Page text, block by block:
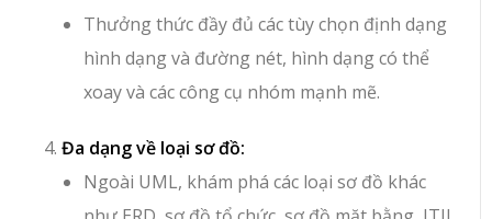
Thưởng thức đầy đủ các tùy chọn định dạng
hình dạng và đường nét, hình dạng có thể
xoay và các công cụ nhóm mạnh mẽ.
Đa dạng về loại sơ đồ:
Ngoài UML, khám phá các loại sơ đồ khác